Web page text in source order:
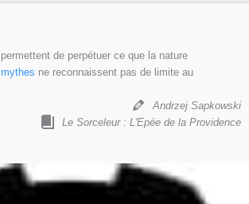
permettent de perpétuer ce que la nature
mythes ne reconnaissent pas de limite au
Andrzej Sapkowski
Le Sorceleur : L'Epée de la Providence